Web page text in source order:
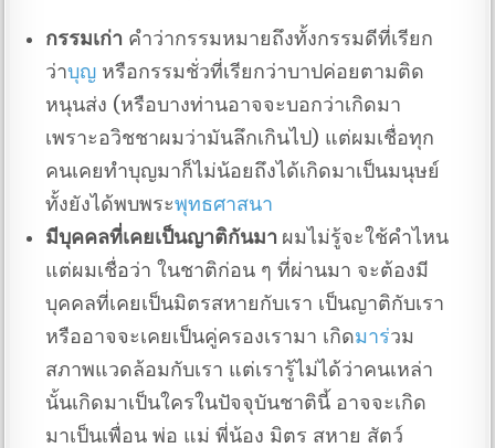
กรรมเก่า คำว่ากรรมหมายถึงทั้งกรรมดีที่เรียก
ว่าบุญ หรือกรรมชั่วที่เรียกว่าบาปค่อยตามติด
หนุนส่ง (หรือบางท่านอาจจะบอกว่าเกิดมา
เพราะอวิชชาผมว่ามันลึกเกินไป) แต่ผมเชื่อทุก
คนเคยทำบุญมาก็ไม่น้อยถึงได้เกิดมาเป็นมนุษย์
ทั้งยังได้พบพระพุทธศาสนา
มีบุคคลที่เคยเป็นญาติกันมา ผมไม่รู้จะใช้คำไหน
แต่ผมเชื่อว่า ในชาติก่อน ๆ ที่ผ่านมา จะต้องมี
บุคคลที่เคยเป็นมิตรสหายกับเรา เป็นญาติกับเรา
หรืออาจจะเคยเป็นคู่ครองเรามา เกิดมาร่วม
สภาพแวดล้อมกับเรา แต่เรารู้ไม่ได้ว่าคนเหล่า
นั้นเกิดมาเป็นใครในปัจจุบันชาตินี้ อาจจะเกิด
มาเป็นเพื่อน พ่อ แม่ พี่น้อง มิตร สหาย สัตว์